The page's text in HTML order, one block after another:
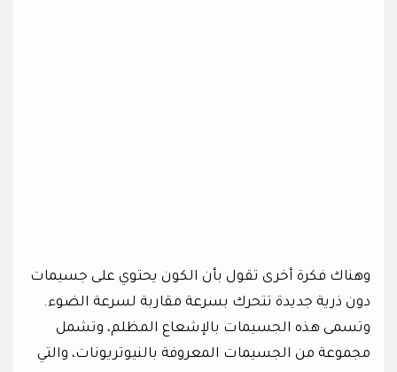
وهناك فكرة أخرى تقول بأن الكون يحتوي على جسيمات
دون ذرية جديدة تتحرك بسرعة مقاربة لسرعة الضوء.
وتسمى هذه الجسيمات بالإشعاع المظلم، وتشمل
مجموعة من الجسيمات المعروفة بالنيوتريونات، والتي